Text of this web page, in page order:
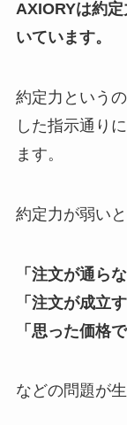
AXIORYは約
いています。
約定力という
した指示通り
ます。
約定力が弱いと
「注文が通らな
「注文が成立
「思った価格
などの問題が生